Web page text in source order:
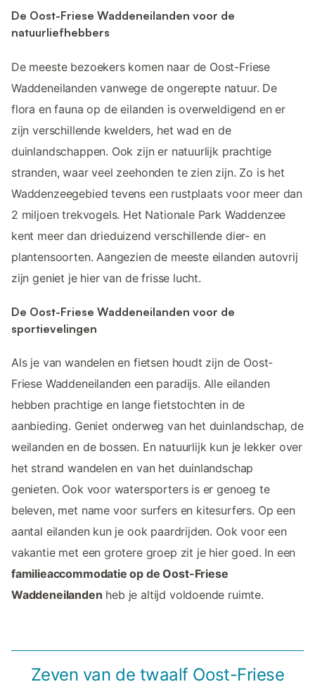
De Oost-Friese Waddeneilanden voor de
natuurliefhebbers
De meeste bezoekers komen naar de Oost-Friese
Waddeneilanden vanwege de ongerepte natuur. De
flora en fauna op de eilanden is overweldigend en er
zijn verschillende kwelders, het wad en de
duinlandschappen. Ook zijn er natuurlijk prachtige
stranden, waar veel zeehonden te zien zijn. Zo is het
Waddenzeegebied tevens een rustplaats voor meer dan
2 miljoen trekvogels. Het Nationale Park Waddenzee
kent meer dan drieduizend verschillende dier- en
plantensoorten. Aangezien de meeste eilanden autovrij
zijn geniet je hier van de frisse lucht.
De Oost-Friese Waddeneilanden voor de
sportievelingen
Als je van wandelen en fietsen houdt zijn de Oost-
Friese Waddeneilanden een paradijs. Alle eilanden
hebben prachtige en lange fietstochten in de
aanbieding. Geniet onderweg van het duinlandschap, de
weilanden en de bossen. En natuurlijk kun je lekker over
het strand wandelen en van het duinlandschap
genieten. Ook voor watersporters is er genoeg te
beleven, met name voor surfers en kitesurfers. Op een
aantal eilanden kun je ook paardrijden. Ook voor een
vakantie met een grotere groep zit je hier goed. In een
familieaccommodatie op de Oost-Friese
Waddeneilanden heb je altijd voldoende ruimte.
Zeven van de twaalf Oost-Friese